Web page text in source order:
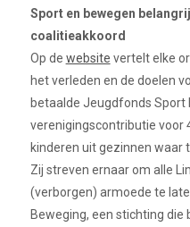
Sport en bewegen
coalitieakkoord
Op de website vertelt elke
het verleden en de doelen
betaalde Jeugdfonds Sport
verenigingscontributie voor
kinderen uit gezinnen waar
Zij streven ernaar om alle
(verborgen) armoede te
Beweging, een stichting